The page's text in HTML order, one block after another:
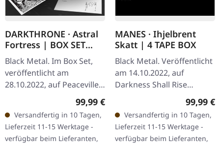
DARKTHRONE · Astral
Fortress | BOX SET
BOXLP
Black Metal. Im Box Set,
veröffentlicht am
28.10.2022, auf Peaceville
Records. Limitiertes Box-
transparentem Vinyl, CD,
Tape und…
Regulärer Preis:
99,99 €
Versandfertig in 10 Tagen,
Lieferzeit 11-15 Werktage -
verfügbar beim Lieferanten,
MANES · Ihjelbrent
Skatt | 4 TAPE BOX
Black Metal. Veröffentlicht
am 14.10.2022, auf
Darkness Shall Rise
Productions. 4-Kassetten-
Box-Set in schwerer,
luxuriöser, matt-schwarzer,
…
99,99 €
Versandfertig in 10 Tagen,
Lieferzeit 11-15 Werktage -
verfügbar beim Lieferanten,